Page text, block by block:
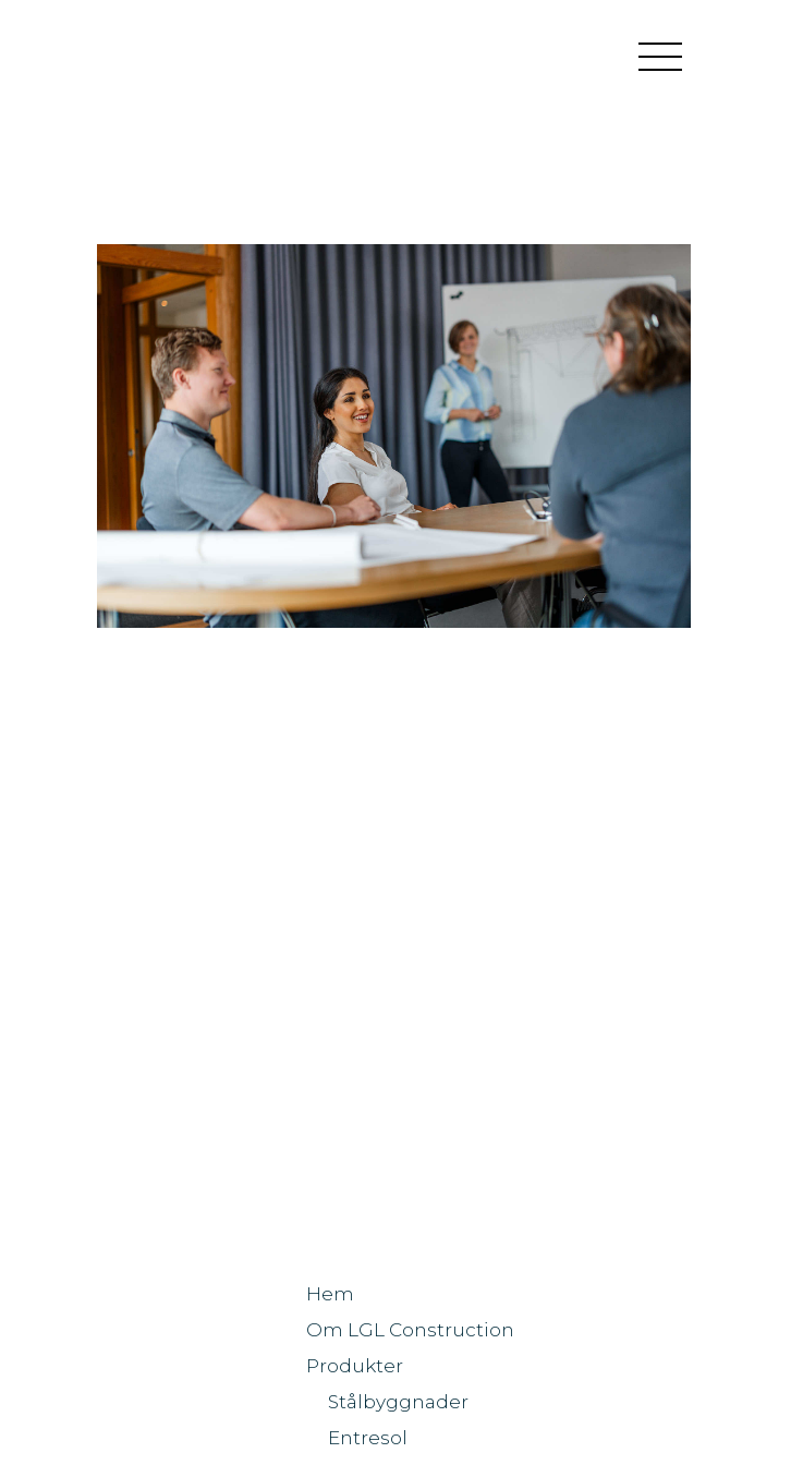
Hem
Om LGL Construction
Produkter
Stålbyggnader
Entresol